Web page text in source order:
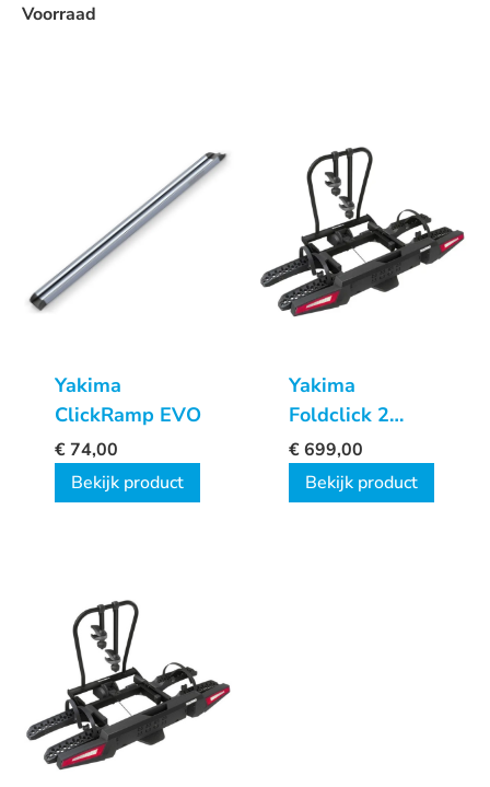
Voorraad
Yakima
ClickRamp EVO
€74,00
Bekijk product
Yakima
Foldclick 2
EVO
€699,00
Bekijk product